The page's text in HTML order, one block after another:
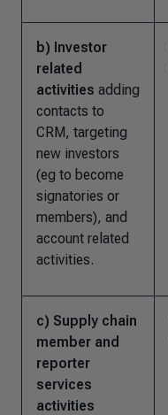
b) Investor
related
activities adding
contacts to
CRM, targeting
new investors
(eg to become
signatories or
members), and
account related
activities.
c) Supply chain
member and
reporter
services
activities